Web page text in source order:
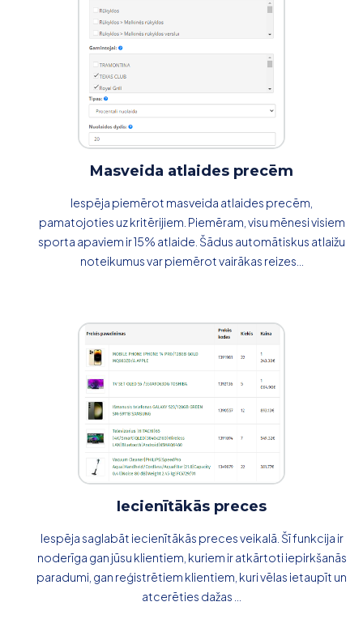
Masveida atlaides precēm
Iespēja piemērot masveida atlaides precēm,
pamatojoties uz kritērijiem. Piemēram, visu mēnesi visiem
sporta apaviem ir 15% atlaide. Šādus automātiskus atlaižu
noteikumus var piemērot vairākas reizes...
Iecienītākās preces
Iespēja saglabāt iecienītākās preces veikalā. Šī funkcija ir
noderīga gan jūsu klientiem, kuriem ir atkārtoti iepirkšanās
paradumi, gan reģistrētiem klientiem, kuri vēlas ietaupīt un
atcerēties dažas ...